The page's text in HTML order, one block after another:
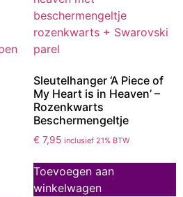
Sleutelhanger ‘A Piece of
My Heart is in Heaven’ –
Rozenkwarts
Beschermengeltje
€ 7,95 inclusief 21% BTW
Toevoegen aan
winkelwagen